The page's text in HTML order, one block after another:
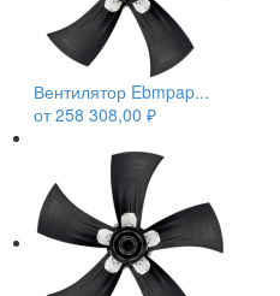
Вентилятор Ebmpap...
от258 308,00 ₽